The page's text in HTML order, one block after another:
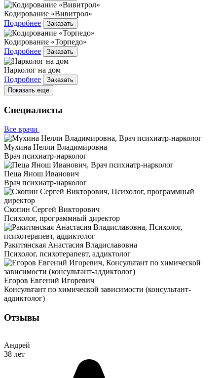
Кодирование «Вивитрол»
Подробнее
Заказать
Кодирование «Торпедо»
Подробнее
Заказать
Нарколог на дом
Подробнее
Заказать
Показать еще
Специалисты
Все врачи
Мухина Нелли Владимировна
Врач психиатр-нарколог
Пеца Янош Иванович
Врач психиатр-нарколог
Скопин Сергей Викторович
Психолог, программный директор
Ракитянская Анастасия Владиславовна
Психолог, психотерапевт, аддиктолог
Егоров Евгений Игоревич
Консультант по химической зависимости (консультант-
аддиктолог)
Отзывы
Андрей
38 лет